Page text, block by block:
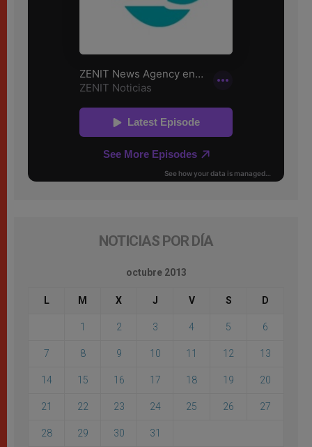
NOTICIAS POR DÍA
octubre 2013
L M X J V S D
1 2 3 4 5 6
7 8 9 10 11 12 13
14 15 16 17 18 19 20
21 22 23 24 25 26 27
28 29 30 31